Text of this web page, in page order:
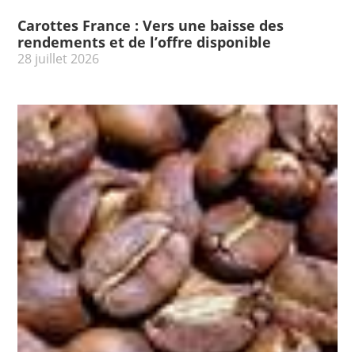
Carottes France : Vers une baisse des
rendements et de l’offre disponible
28 juillet 2026